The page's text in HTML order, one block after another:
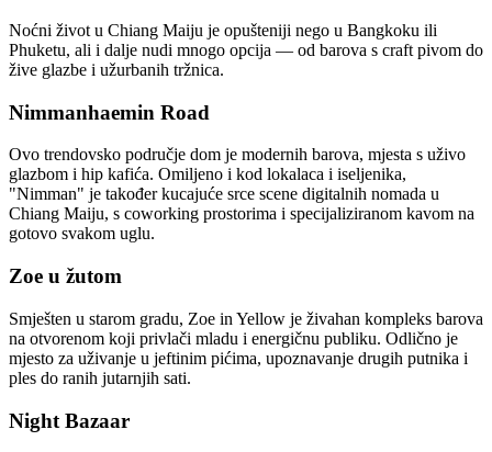
Noćni život u Chiang Maiju je opušteniji nego u Bangkoku ili
Phuketu, ali i dalje nudi mnogo opcija — od barova s craft pivom do
žive glazbe i užurbanih tržnica.
Nimmanhaemin Road
Ovo trendovsko područje dom je modernih barova, mjesta s uživo
glazbom i hip kafića. Omiljeno i kod lokalaca i iseljenika,
"Nimman" je također kucajuće srce scene digitalnih nomada u
Chiang Maiju, s coworking prostorima i specijaliziranom kavom na
gotovo svakom uglu.
Zoe u žutom
Smješten u starom gradu, Zoe in Yellow je živahan kompleks barova
na otvorenom koji privlači mladu i energičnu publiku. Odlično je
mjesto za uživanje u jeftinim pićima, upoznavanje drugih putnika i
ples do ranih jutarnjih sati.
Night Bazaar